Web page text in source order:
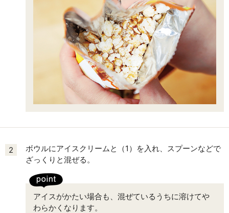
2
ボウルにアイスクリームと（1）を入れ、スプーンなどで
ざっくりと混ぜる。
アイスがかたい場合も、混ぜているうちに溶けてや
わらかくなります。